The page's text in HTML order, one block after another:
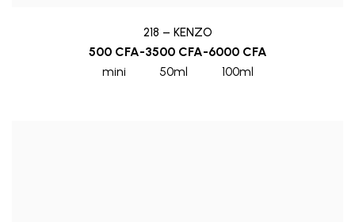
500 CFA
mini
-3500 CFA
50ml
-6000 CFA
100ml
218 – KENZO